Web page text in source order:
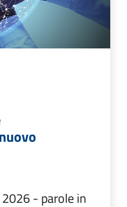
- parole in